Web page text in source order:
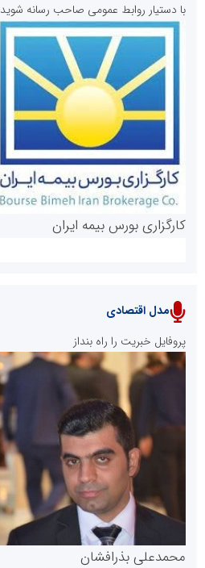
روابط عمومی خبرگزاری گزارش خبر
پایگاه خبری نهضت ملی مسکن
پایگاه خبری گفتمان یزد
با دستیار روابط عمومی صاحب رسانه شوید
کارگزاری بورس بیمه ایران
سازمان بورس و اوراق بهادار
مرجع اخبار موثق در بازارسرمایه
مدل اقتصادی
پروفایل خبریت را راه بنداز
محمدعلی بذرافشان